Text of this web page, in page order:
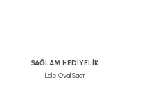
SAĞLAM HEDİYELİK
Lale Oval Saat